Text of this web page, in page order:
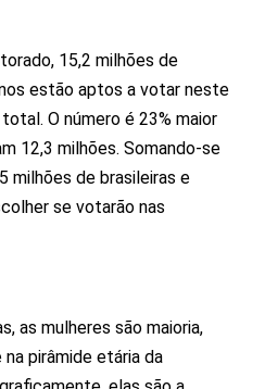
15,2 milhões de
estão aptos a votar neste
O número é 23% maior
12,3 milhões. Somando-se
milhões de brasileiras e
se votarão nas
as mulheres são maioria,
pirâmide etária da